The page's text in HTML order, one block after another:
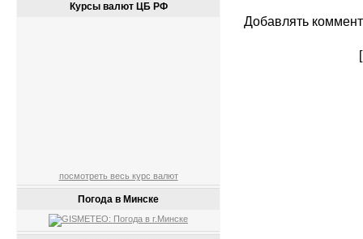
Курсы валют ЦБ РФ
посмотреть весь курс валют
Погода в Минске
Добавлять